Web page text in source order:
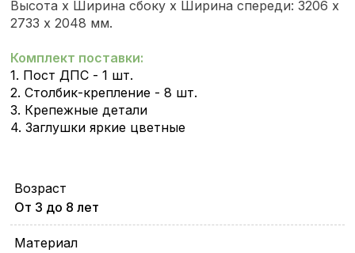
Высота х Ширина сбоку х Ширина спереди: 3206 х
2733 х 2048 мм.
Комплект поставки:
1. Пост ДПС - 1 шт.
2. Столбик-крепление - 8 шт.
3. Крепежные детали
4. Заглушки яркие цветные
Возраст
От 3 до 8 лет
Материал